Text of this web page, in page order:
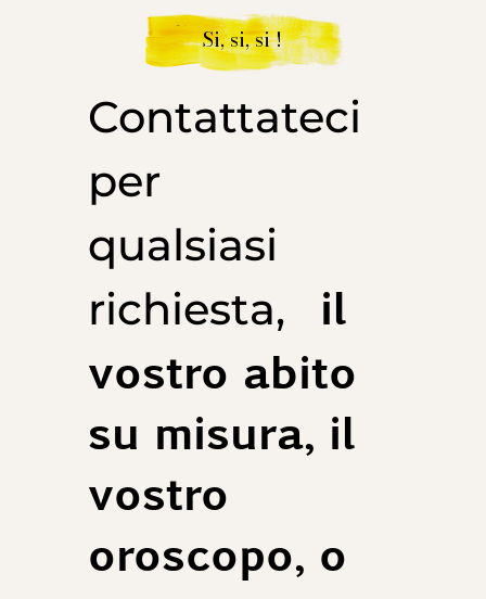
Contattateci
per
qualsiasi
richiesta,
il
vostro abito
su misura, il
vostro
oroscopo, o
Si, si, si !